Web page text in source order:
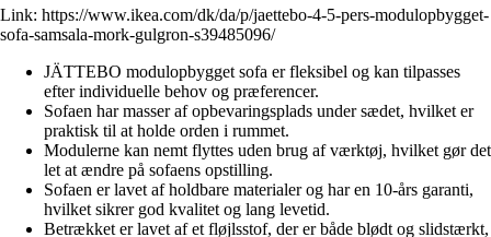
Link: https://www.ikea.com/dk/da/p/jaettebo-4-5-pers-modulopbygget-
sofa-samsala-mork-gulgron-s39485096/
JÄTTEBO modulopbygget sofa er fleksibel og kan tilpasses
efter individuelle behov og præferencer.
Sofaen har masser af opbevaringsplads under sædet, hvilket er
praktisk til at holde orden i rummet.
Modulerne kan nemt flyttes uden brug af værktøj, hvilket gør det
let at ændre på sofaens opstilling.
Sofaen er lavet af holdbare materialer og har en 10-års garanti,
hvilket sikrer god kvalitet og lang levetid.
Betrækket er lavet af et fløjlsstof, der er både blødt og slidstærkt,